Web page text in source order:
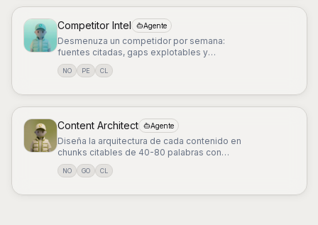
Competitor Intel Agente
Desmenuza un competidor por semana:
fuentes citadas, gaps explotables y
movimientos tácticos a copiar.
NO PE CL
Content Architect Agente
Diseña la arquitectura de cada contenido en
chunks citables de 40-80 palabras con
fuentes autoritativas y schema.org.
NO GO CL